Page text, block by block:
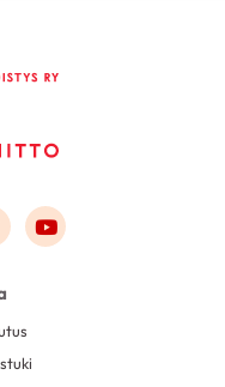
twitterto instagram
Link to youtube